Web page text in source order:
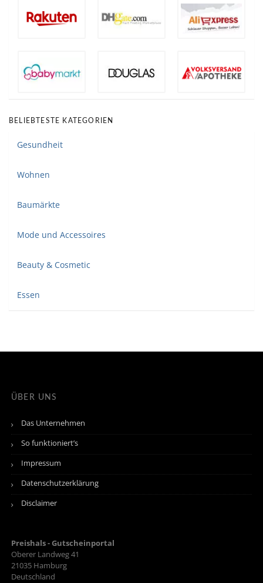
BELIEBTESTE KATEGORIEN
Gesundheit
Wohnen
Baumärkte
Mode und Accessoires
Beauty & Cosmetic
Essen
ÜBER UNS
Das Unternehmen
So funktioniert’s
Impressum
Datenschutzerklärung
Disclaimer
Preishals - Gutscheinportal
Oberer Landweg 41
21035 Hamburg
Deutschland